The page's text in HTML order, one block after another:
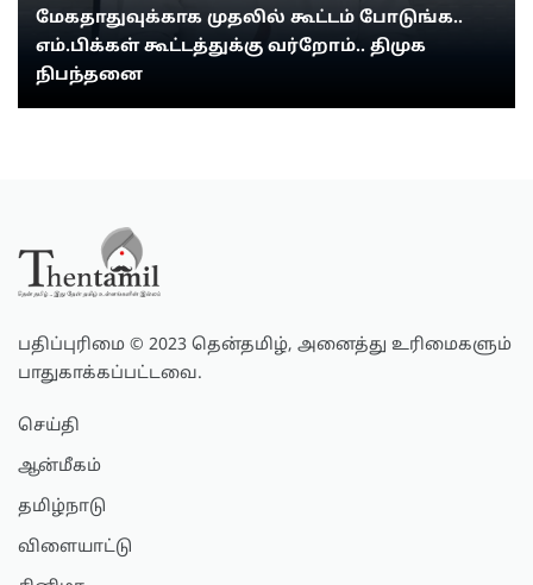
மேகதாதுவுக்காக முதலில் கூட்டம் போடுங்க..
எம்.பிக்கள் கூட்டத்துக்கு வர்றோம்.. திமுக
நிபந்தனை
பதிப்புரிமை © 2023 தென்தமிழ், அனைத்து உரிமைகளும்
பாதுகாக்கப்பட்டவை.
செய்தி
ஆன்மீகம்
தமிழ்நாடு
விளையாட்டு